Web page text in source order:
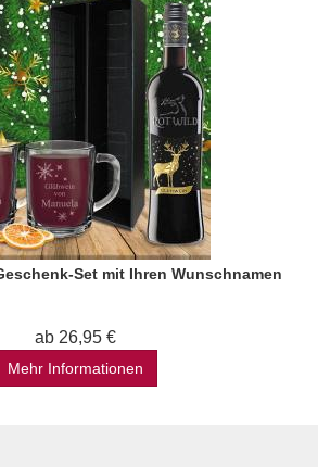
Set mit Ihren Wunschnamen
ab 26,95 €
Mehr Informationen